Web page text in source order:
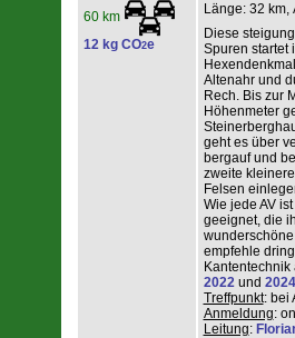
60 km
12 kg CO2e
Länge: 32 km,
Diese
Spuren startet
Altenahr und
Rech. Bis zur
Höhenmeter
geht es über
bergauf und
zweite
Felsen
Wie jede AV
geeignet, die
empfehle
2022und 2024
Treffpunkt: bei
Anmeldung:
Leitung: